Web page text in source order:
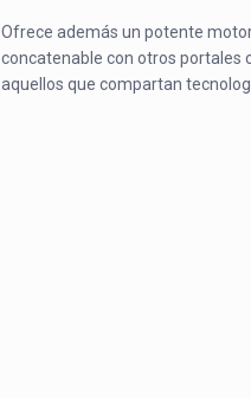
Ofrece además un potente
concatenable con otros portales
aquellos que compartan